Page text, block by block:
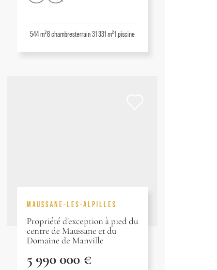
544 m²8chambresterrain 31 331 m²1piscine
MAUSSANE-LES-ALPILLES
Propriété d'exception à pied du
centre de Maussane et du
Domaine de Manville
5 990 000 €